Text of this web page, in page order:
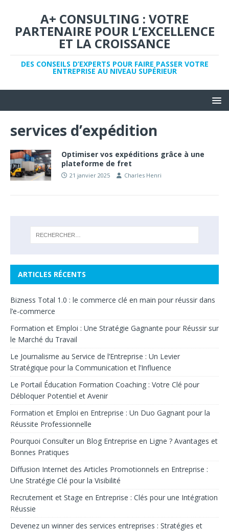
A+ CONSULTING : VOTRE
PARTENAIRE POUR L’EXCELLENCE
ET LA CROISSANCE
DES CONSEILS D’EXPERTS POUR FAIRE PASSER VOTRE
ENTREPRISE AU NIVEAU SUPÉRIEUR
services d’expédition
Optimiser vos expéditions grâce à une
plateforme de fret
21 janvier 2025 Charles Henri
ARTICLES RÉCENTS
Bizness Total 1.0 : le commerce clé en main pour réussir dans
l’e-commerce
Formation et Emploi : Une Stratégie Gagnante pour Réussir sur
le Marché du Travail
Le Journalisme au Service de l’Entreprise : Un Levier
Stratégique pour la Communication et l’Influence
Le Portail Éducation Formation Coaching : Votre Clé pour
Débloquer Potentiel et Avenir
Formation et Emploi en Entreprise : Un Duo Gagnant pour la
Réussite Professionnelle
Pourquoi Consulter un Blog Entreprise en Ligne ? Avantages et
Bonnes Pratiques
Diffusion Internet des Articles Promotionnels en Entreprise :
Une Stratégie Clé pour la Visibilité
Recrutement et Stage en Entreprise : Clés pour une Intégration
Réussie
Devenez un winner des services entreprises : Stratégies et